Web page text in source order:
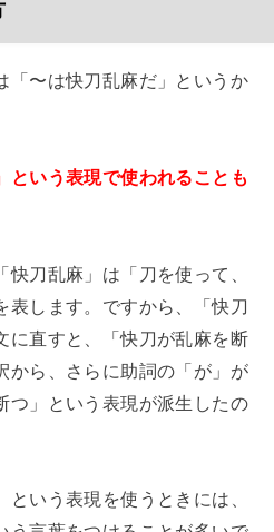
「〜は快刀乱麻だ」というか
という表現で使われることも
刀乱麻」は「刀を使って、
表します。ですから、「快刀
に直すと、「快刀が乱麻を断
から、さらに助詞の「が」が
つ」という表現が派生したの
いう表現を使うときには、